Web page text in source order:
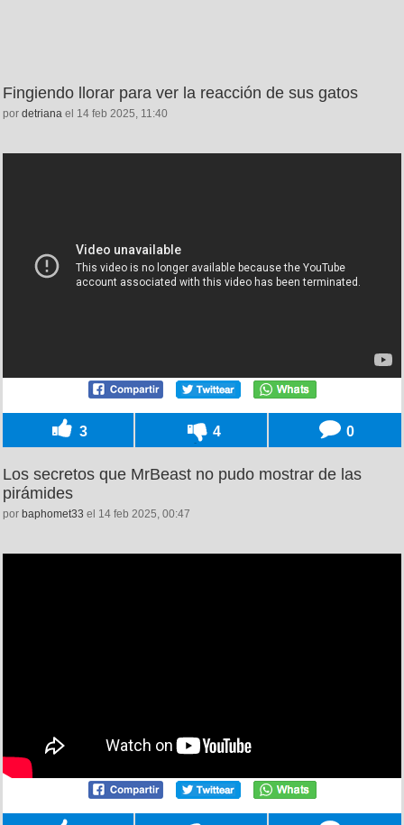
Fingiendo llorar para ver la reacción de sus gatos
por detriana el 14 feb 2025, 11:40
3 4 0
Los secretos que MrBeast no pudo mostrar de las
pirámides
por baphomet33 el 14 feb 2025, 00:47